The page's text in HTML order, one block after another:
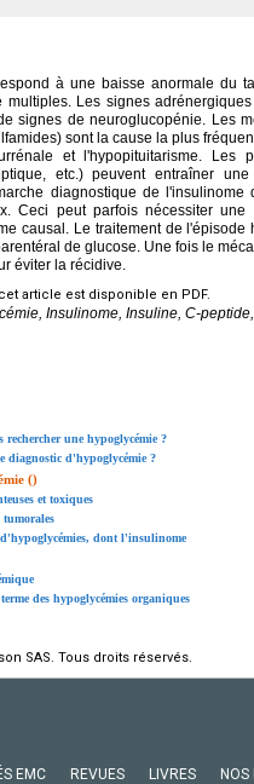
à une baisse anormale du
multiples. Les signes
signes de neuroglucopénie. Les
sont la cause la plus
et l'hypopituitarisme. Les
etc.) peuvent entraîner
diagnostique de
Ceci peut parfois nécessiter
causal. Le traitement de
de glucose. Une fois le
éviter la récidive.
article est disponible en PDF.
Insulinome, Insuline, C-
rechercher une hypoglycémie ?
diagnostic d'hypoglycémie ?
()
et toxiques
tumorales
d'hypoglycémies, dont l'insulinome
des hypoglycémies organiques
SAS. Tous droits réservés.
EMC REVUES LIVRES NOS